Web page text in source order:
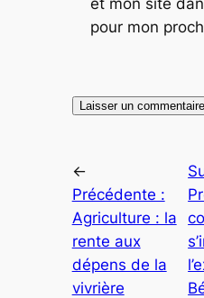
pour mon
←
Précédente :
Agriculture : la
rente aux
dépens de la
vivrière